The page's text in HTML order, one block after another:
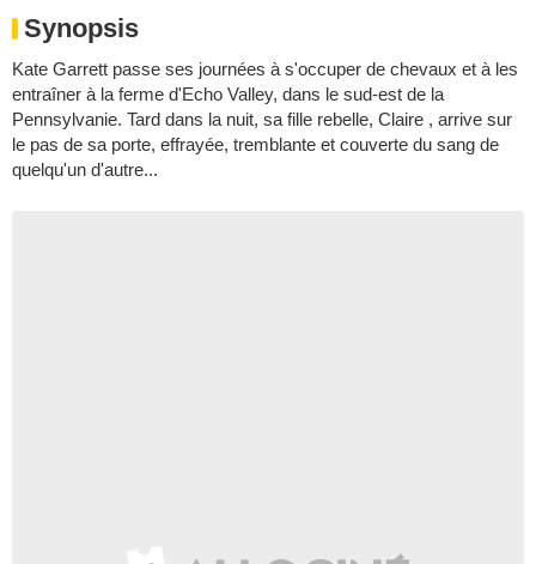
Synopsis
Kate Garrett passe ses journées à s'occuper de chevaux et à les
entraîner à la ferme d'Echo Valley, dans le sud-est de la
Pennsylvanie. Tard dans la nuit, sa fille rebelle, Claire , arrive sur
le pas de sa porte, effrayée, tremblante et couverte du sang de
quelqu'un d'autre...